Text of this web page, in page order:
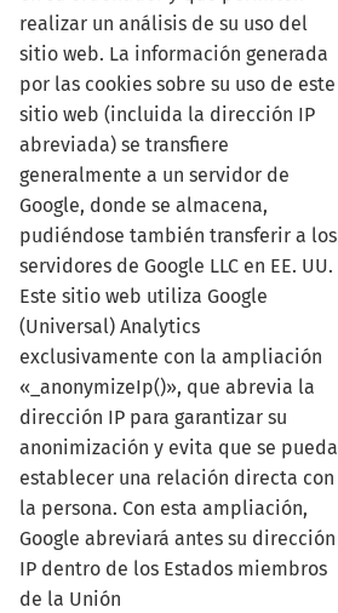
realizar un análisis de su uso del
sitio web. La información generada
por las cookies sobre su uso de este
sitio web (incluida la dirección IP
abreviada) se transfiere
generalmente a un servidor de
Google, donde se almacena,
pudiéndose también transferir a los
servidores de Google LLC en EE. UU.
Este sitio web utiliza Google
(Universal) Analytics
exclusivamente con la ampliación
«_anonymizeIp()», que abrevia la
dirección IP para garantizar su
anonimización y evita que se pueda
establecer una relación directa con
la persona. Con esta ampliación,
Google abreviará antes su dirección
IP dentro de los Estados miembros
de la Unión